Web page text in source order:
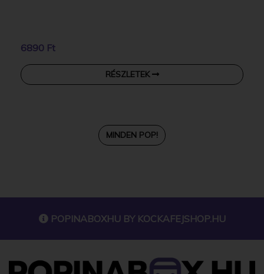
6890 Ft
RÉSZLETEK
MINDEN POP!
POPINABOXHU BY KOCKAFEJSHOP.HU